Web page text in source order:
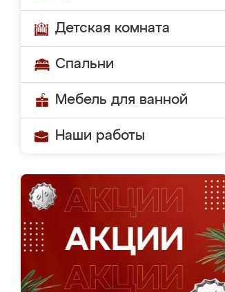
Детская комната
Спальни
Мебель для ванной
Наши работы